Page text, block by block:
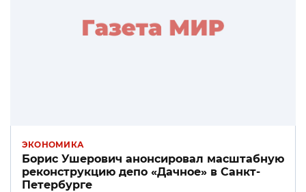
ЭКОНОМИКА
Борис Ушерович анонсировал масштабную
реконструкцию депо «Дачное» в Санкт-
Петербурге